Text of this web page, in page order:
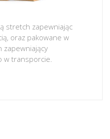
stretch zapewniając
oraz pakowane w
zapewniający
w transporcie.